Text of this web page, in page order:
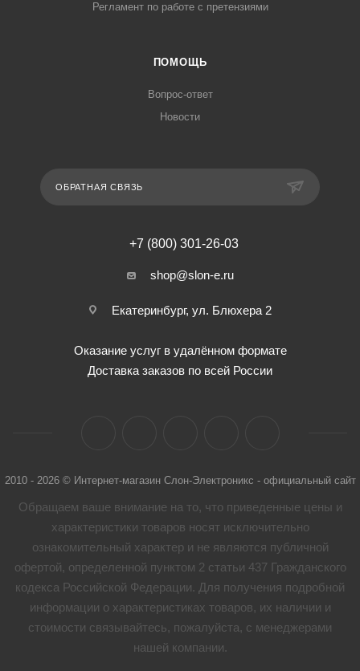
Регламент по работе с претензиями
ПОМОЩЬ
Вопрос-ответ
Новости
ОБРАТНАЯ СВЯЗЬ
+7 (800) 301-26-03
shop@slon-e.ru
Екатеринбург, ул. Блюхера 2
Оказание услуг в удалённом формате
Доставка заказов по всей России
2010 - 2026 © Интернет-магазин Слон-Электроникс - официальный сайт
Обращаем ваше внимание на то, что приведенные цены и
характеристики товaров носят исключительно
ознакомительный характер и не являются публичной
офертой, определенной пунктом 2 статьи 437 Гражданского
кодекса Российской Федерации. Для получения подробной
информации о характеристиках товaров, их наличии и
стоимости связывайтесь, пожалуйста, с менеджерами
нашей компании.